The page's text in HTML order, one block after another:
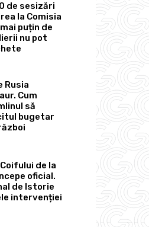
de sesizări
la Comisia
puțin de
nu pot
Rusia
Cum
să
bugetar
de la
oficial.
de Istorie
intervenției